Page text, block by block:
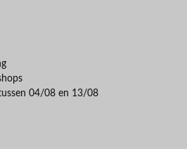
04/08 en 13/08